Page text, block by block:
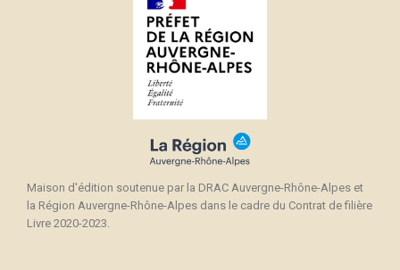
Maison d'édition soutenue par la DRAC Auvergne-Rhône-Alpes et
la Région Auvergne-Rhône-Alpes dans le cadre du Contrat de filière
Livre 2020-2023.